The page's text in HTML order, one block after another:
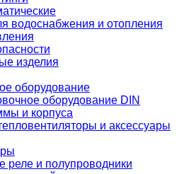
водоснабжения и отопления
изделия
оборудование
оборудование DIN
и корпуса
и аксессуары
реле и полупроводники